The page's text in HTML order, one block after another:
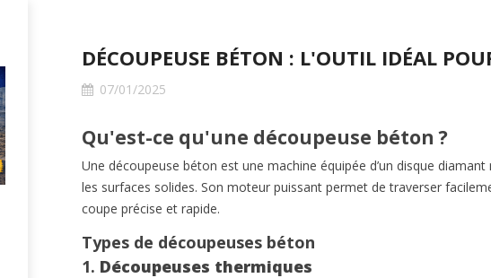
Gants de protection
chantier : le guide
complet pour le BTP
sécurité et gagnez en
performance
DÉCOUPEUSE BÉTON : L'OUTIL IDÉAL
07/01/2025
Qu'est-ce qu'une découpeuse béton ?
Une découpeuse béton est une machine équipée d’un disque
les surfaces solides. Son moteur puissant permet de traverser
coupe précise et rapide.
Types de découpeuses béton
1. Découpeuses thermiques